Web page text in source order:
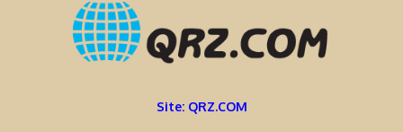
Site: QRZ.COM